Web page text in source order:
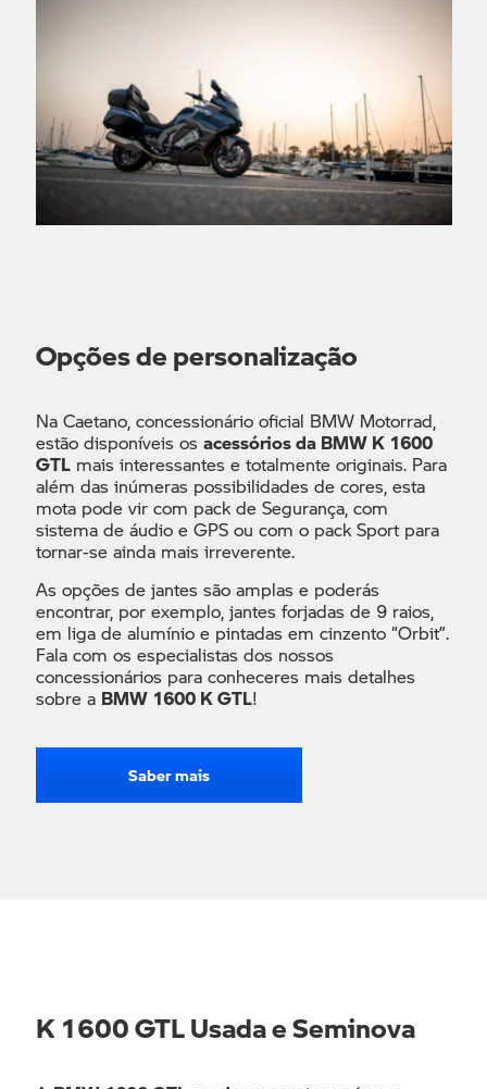
Opções de personalização
Na Caetano, concessionário oficial BMW Motorrad,
estão disponíveis os acessórios da BMW K 1600
GTLmais interessantes e totalmente originais. Para
além das inúmeras possibilidades de cores, esta
mota pode vir com pack de Segurança, com
sistema de áudio e GPS ou com o pack Sport para
tornar-se ainda mais irreverente.
As opções de jantes são amplas e poderás
encontrar, por exemplo, jantes forjadas de 9 raios,
em liga de alumínio e pintadas em cinzento “Orbit”.
Fala com os especialistas dos nossos
concessionários para conheceres mais detalhes
sobre a BMW 1600 K GTL!
Saber mais
K 1600 GTL Usada e Seminova